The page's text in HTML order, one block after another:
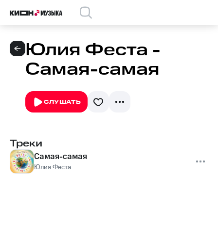
Юлия Феста -
Самая-самая
СЛУШАТЬ
Треки
Самая-самая
Юлия Феста